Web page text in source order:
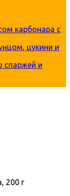
карбонара с
цукини и
спаржей и
200 г